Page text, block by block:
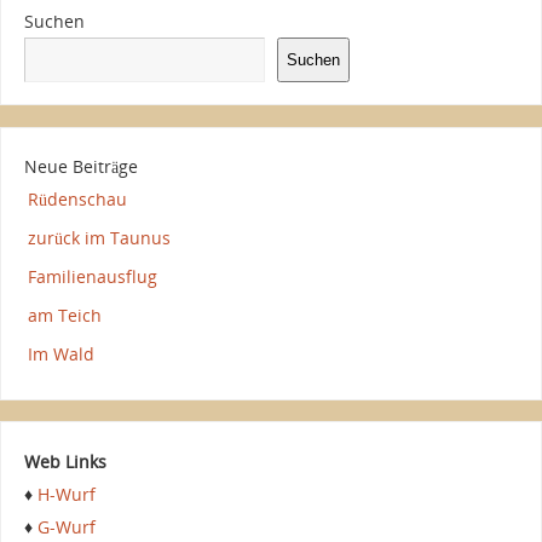
Suchen
Suchen
Neue Beiträge
Rüdenschau
zurück im Taunus
Familienausflug
am Teich
Im Wald
Web Links
♦ H-Wurf
♦ G-Wurf